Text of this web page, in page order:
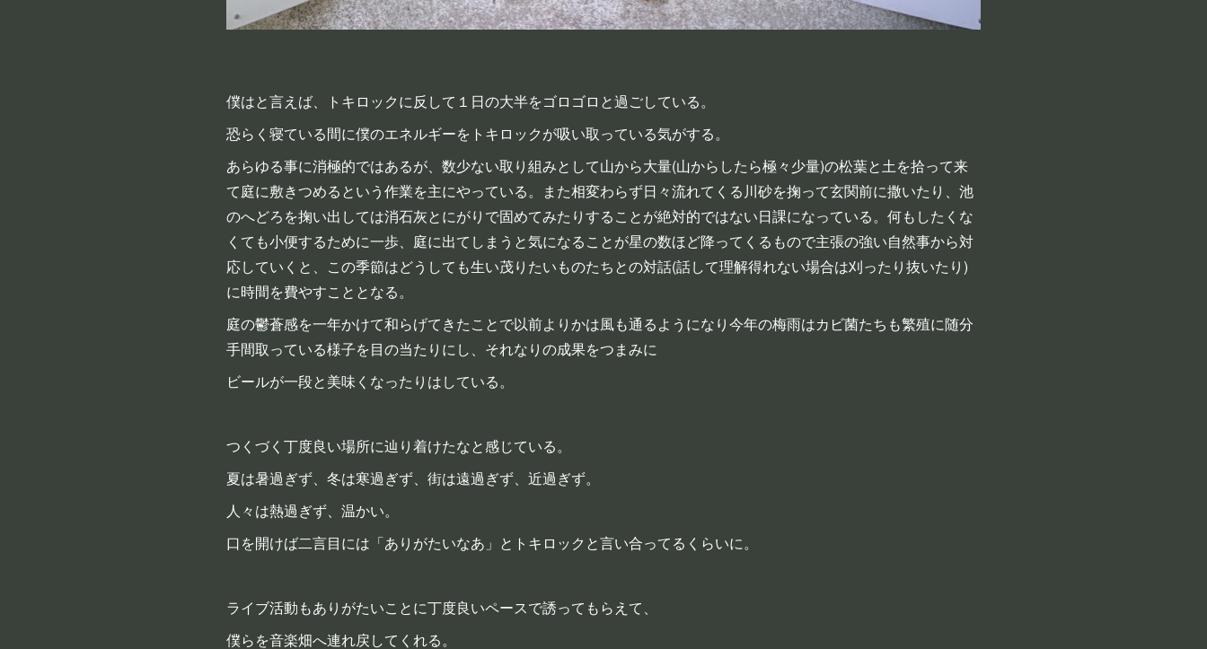
僕はと言えば、トキロックに反して１日の大半をゴロゴロと過ごしている。
恐らく寝ている間に僕のエネルギーをトキロックが吸い取っている気がする。
あらゆる事に消極的ではあるが、数少ない取り組みとして山から大量(山からしたら極々少量)の松葉と土を拾って来
て庭に敷きつめるという作業を主にやっている。また相変わらず日々流れてくる川砂を掬って玄関前に撒いたり、池
のへどろを掬い出しては消石灰とにがりで固めてみたりすることが絶対的ではない日課になっている。何もしたくな
くても小便するために一歩、庭に出てしまうと気になることが星の数ほど降ってくるもので主張の強い自然事から対
応していくと、この季節はどうしても生い茂りたいものたちとの対話(話して理解得れない場合は刈ったり抜いたり)
に時間を費やすこととなる。
庭の鬱蒼感を一年かけて和らげてきたことで以前よりかは風も通るようになり今年の梅雨はカビ菌たちも繁殖に随分
手間取っている様子を目の当たりにし、それなりの成果をつまみに
ビールが一段と美味くなったりはしている。
つくづく丁度良い場所に辿り着けたなと感じている。
夏は暑過ぎず、冬は寒過ぎず、街は遠過ぎず、近過ぎず。
人々は熱過ぎず、温かい。
口を開けば二言目には「ありがたいなあ」とトキロックと言い合ってるくらいに。
ライブ活動もありがたいことに丁度良いペースで誘ってもらえて、
僕らを音楽畑へ連れ戻してくれる。